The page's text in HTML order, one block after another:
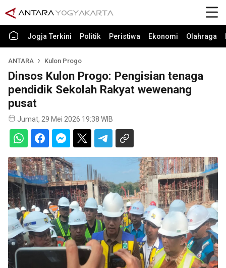
Jogja Terkini Politik Peristiwa Ekonomi Olahraga
ANTARA Kulon Progo
Dinsos Kulon Progo: Pengisian tenaga
pendidik Sekolah Rakyat wewenang
pusat
Jumat, 29 Mei 2026 19:38 WIB